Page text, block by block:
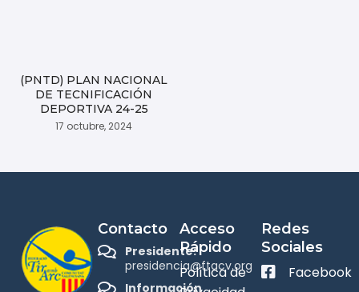
(PNTD) PLAN NACIONAL
DE TECNIFICACIÓN
DEPORTIVA 24-25
17 octubre, 2024
Contacto
Presidente:
presidencia@ftacv.org
Información
Acceso
Rápido
Política de
Redes
Sociales
Facebook